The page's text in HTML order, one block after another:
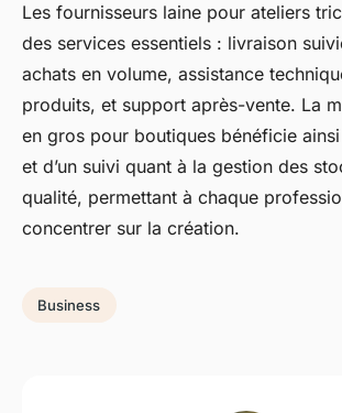
Les fournisseurs laine pour ateliers
des services essentiels : livraison
achats en volume, assistance
produits, et support après-vente. La
en gros pour boutiques bénéficie ainsi
et d’un suivi quant à la gestion des
qualité, permettant à chaque
concentrer sur la création.
Business